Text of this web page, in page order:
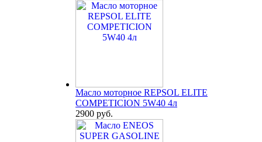
Масло моторное REPSOL ELITE
COMPETICION 5W40 4л
2900 руб.